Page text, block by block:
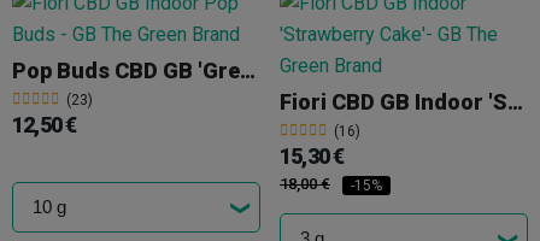
Pop Buds CBD GB 'Green Flavour'
(23)
12,50 €
Fiori CBD GB Indoor 'Strawberry Cake'
(16)
15,30 €
18,00 € -15%